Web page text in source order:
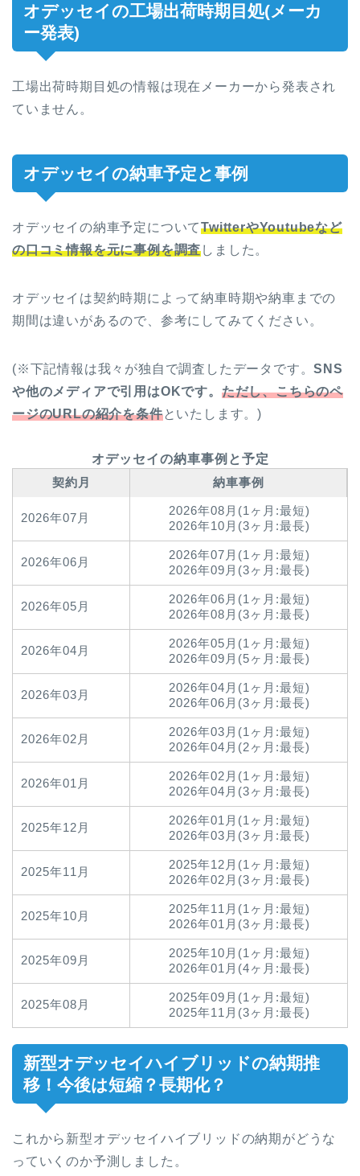
オデッセイの工場出荷時期目処(メーカ
ー発表)
工場出荷時期目処の情報は現在メーカーから発表され
ていません。
オデッセイの納車予定と事例
オデッセイの納車予定についてTwitterやYoutubeなど
の口コミ情報を元に事例を調査しました。
オデッセイは契約時期によって納車時期や納車までの
期間は違いがあるので、参考にしてみてください。
(※下記情報は我々が独自で調査したデータです。SNS
や他のメディアで引用はOKです。 ただし、こちらのペ
ージのURLの紹介を条件といたします。)
オデッセイの納車事例と予定
契約月
納車事例
2026年07月
2026年08月(1ヶ月:最短)
2026年10月(3ヶ月:最長)
2026年06月
2026年07月(1ヶ月:最短)
2026年09月(3ヶ月:最長)
2026年05月
2026年06月(1ヶ月:最短)
2026年08月(3ヶ月:最長)
2026年04月
2026年05月(1ヶ月:最短)
2026年09月(5ヶ月:最長)
2026年03月
2026年04月(1ヶ月:最短)
2026年06月(3ヶ月:最長)
2026年02月
2026年03月(1ヶ月:最短)
2026年04月(2ヶ月:最長)
2026年01月
2026年02月(1ヶ月:最短)
2026年04月(3ヶ月:最長)
2025年12月
2026年01月(1ヶ月:最短)
2026年03月(3ヶ月:最長)
2025年11月
2025年12月(1ヶ月:最短)
2026年02月(3ヶ月:最長)
2025年10月
2025年11月(1ヶ月:最短)
2026年01月(3ヶ月:最長)
2025年09月
2025年10月(1ヶ月:最短)
2026年01月(4ヶ月:最長)
2025年08月
2025年09月(1ヶ月:最短)
2025年11月(3ヶ月:最長)
新型オデッセイハイブリッドの納期推
移！今後は短縮？長期化？
これから新型オデッセイハイブリッドの納期がどうな
っていくのか予測しました。